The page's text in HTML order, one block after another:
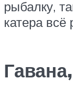
рыбалку,
катера всё
Гавана,